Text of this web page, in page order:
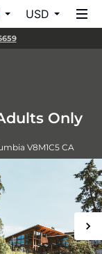
USD
Only
V8M1C5 CA